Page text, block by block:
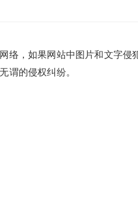
络，如果网站中图片和文字侵
谓的侵权纠纷。